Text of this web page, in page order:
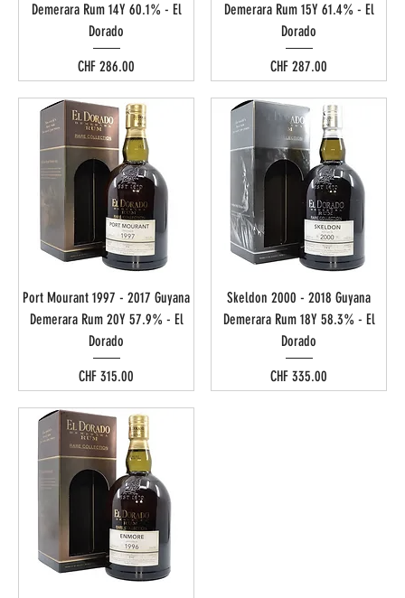
Demerara Rum 14Y 60.1% - El
Dorado
Preis
CHF 286.00
Demerara Rum 15Y 61.4% - El
Dorado
Preis
CHF 287.00
Port Mourant 1997 - 2017 Guyana
Demerara Rum 20Y 57.9% - El
Dorado
Preis
CHF 315.00
Skeldon 2000 - 2018 Guyana
Demerara Rum 18Y 58.3% - El
Dorado
Preis
CHF 335.00